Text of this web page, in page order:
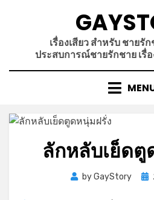
เรื่องเสียว สำหรับ ชายรั
ประสบการณ์ชายรักชาย เรื่อ
ลักหลับเย็ด
byGayStory